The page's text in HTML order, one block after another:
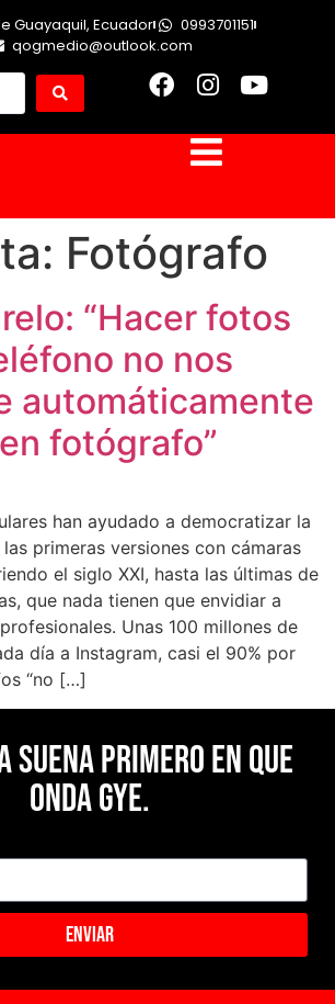
Guayaquil, Ecuador
0993701151
qogmedio@outlook.com
Fotógrafo
“Hacer fotos
no nos
automáticamente
fotógrafo”
han ayudado a democratizar la
primeras versiones con cámaras
el siglo XXI, hasta las últimas de
que nada tienen que envidiar a
Unas 100 millones de
día a Instagram, casi el 90% por
“no […]
suena primero en Que
Onda Gye.
Enviar